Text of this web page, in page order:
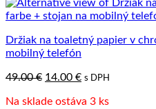
Držiak na toaletný papier v
mobilný telefón
49.00€ Pôvodná
bola:
14.00 €Aktuálna
je:
s DPH
Na sklade ostáva 3 ks